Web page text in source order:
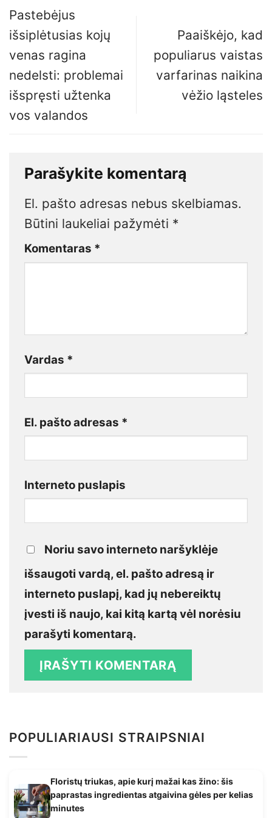
Pastebėjus
išsiplėtusias kojų
venas ragina
nedelsti: problemai
išspręsti užtenka
vos valandos
Paaiškėjo, kad
populiarus vaistas
varfarinas naikina
vėžio ląsteles
Parašykite komentarą
El. pašto adresas nebus skelbiamas.
Būtini laukeliai pažymėti *
Komentaras *
Vardas *
El. pašto adresas *
Interneto puslapis
Noriu savo interneto naršyklėje
išsaugoti vardą, el. pašto adresą ir
interneto puslapį, kad jų nebereiktų
įvesti iš naujo, kai kitą kartą vėl norėsiu
parašyti komentarą.
POPULIARIAUSI STRAIPSNIAI
Floristų triukas, apie kurį mažai kas žino: šis
paprastas ingredientas atgaivina gėles per kelias
minutes